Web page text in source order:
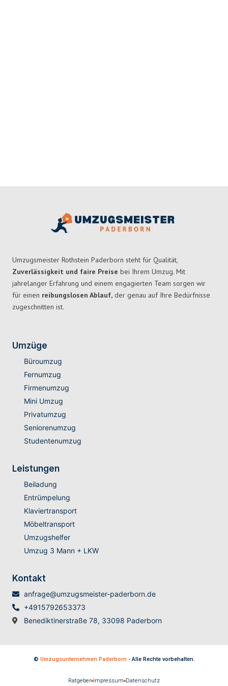
Umzugsmeister Rothstein Paderborn steht für Qualität,
Zuverlässigkeit und faire Preise bei Ihrem Umzug. Mit
jahrelanger Erfahrung und einem engagierten Team sorgen wir
für einen reibungslosen Ablauf, der genau auf Ihre Bedürfnisse
zugeschnitten ist.
Umzüge
Büroumzug
Fernumzug
Firmenumzug
Mini Umzug
Privatumzug
Seniorenumzug
Studentenumzug
Leistungen
Beiladung
Entrümpelung
Klaviertransport
Möbeltransport
Umzugshelfer
Umzug 3 Mann + LKW
Kontakt
anfrage@umzugsmeister-paderborn.de
+4915792653373
Benediktinerstraße 78, 33098 Paderborn
© Umzugsunternehmen Paderborn - Alle Rechte vorbehalten.
Ratgeber Impressum Datenschutz